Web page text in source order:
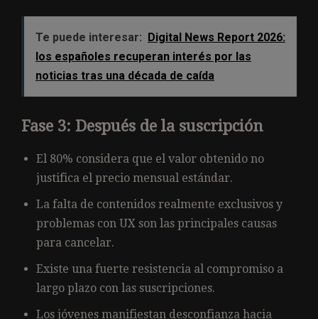
Te puede interesar: Digital News Report 2026:
los españoles recuperan interés por las
noticias tras una década de caída
Fase 3: Después de la suscripción
El 80% considera que el valor obtenido no
justifica el precio mensual estándar.
La falta de contenidos realmente exclusivos y
problemas con UX son las principales causas
para cancelar.
Existe una fuerte resistencia al compromiso a
largo plazo con las suscripciones.
Los jóvenes manifiestan desconfianza hacia